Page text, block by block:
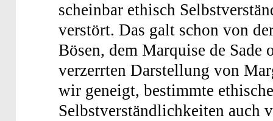
scheinbar ethisch
verstört. Das galt schon von
Bösen, dem Marquise de Sade
verzerrten Darstellung von
wir geneigt, bestimmte
Selbstverständlichkeiten auch